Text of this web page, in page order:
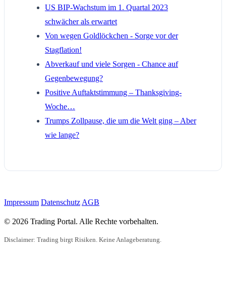
US BIP-Wachstum im 1. Quartal 2023
schwächer als erwartet
Von wegen Goldlöckchen - Sorge vor der
Stagflation!
Abverkauf und viele Sorgen - Chance auf
Gegenbewegung?
Positive Auftaktstimmung – Thanksgiving-
Woche…
Trumps Zollpause, die um die Welt ging – Aber
wie lange?
Impressum Datenschutz AGB
© 2026 Trading Portal. Alle Rechte vorbehalten.
Disclaimer: Trading birgt Risiken. Keine Anlageberatung.